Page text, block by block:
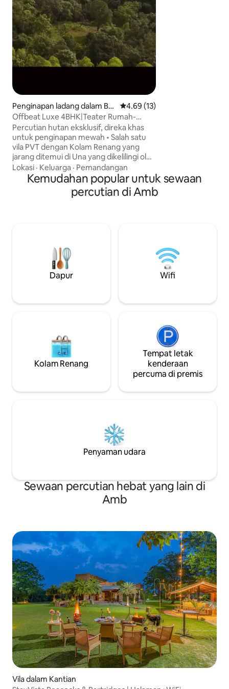
Penginapan ladang dalam Ba
ngana
Penarafan purata 4.69
4.69 (13)
Offbeat Luxe 4BHK|Teater Rumah-
Kolam Renang-GameZon-BFBBQ
Percutian hutan eksklusif, direka khas
untuk penginapan mewah • Salah satu
vila PVT dengan Kolam Renang yang
jarang ditemui di Una yang dikelilingi oleh
hutan • Direka untuk penginapan jangka
panjang, kerja sambil bercuti & percutian
keluarga premium • Lokasi yang tenang
dan berkepadatan rendah dengan akses
alam dan sokongan komuniti tempatan •
Gabungan privasi, ketenangan dan
kemewahan yang tidak menonjol yang
jarang ditemui 🌿 Permintaan hujung
TEMPAH SEKARANG!!
Lokasi · Keluarga · Pemandangan
Kemudahan popular untuk sewaan
percutian di Amb
Dapur Wifi
Kolam Renang
Tempat letak
kenderaan
percuma di premis
Penyaman udara
Sewaan percutian hebat yang lain di
Amb
Vila dalam Kantian